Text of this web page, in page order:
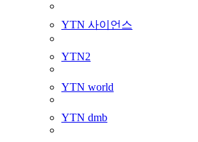
YTN 사이언스
YTN2
YTN world
YTN dmb